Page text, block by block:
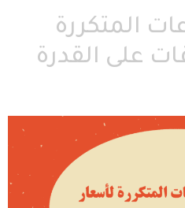
المتكررة
على القدرة